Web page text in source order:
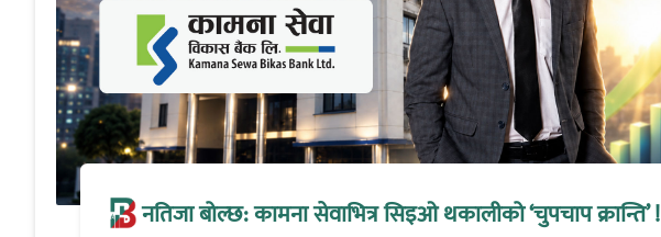
नतिजा बोल्छ: कामना सेवाभित्र सिइओ थकालीको ‘चुपचाप क्रान्ति’ !